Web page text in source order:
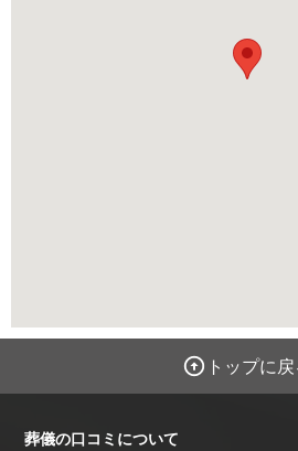
トップに
葬儀の口コミについて